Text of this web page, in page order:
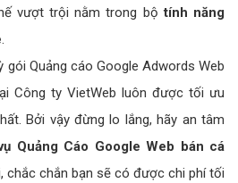
vượt trội nằm trong bộtính năng
.
gói Quảng cáo Google Adwords Web
Công ty VietWeb luôn được tối ưu
Bởi vậy đừng lo lắng, hãy an tâm
Quảng Cáo Google Web bán cá
chắc chắn bạn sẽ có được chi phí tối